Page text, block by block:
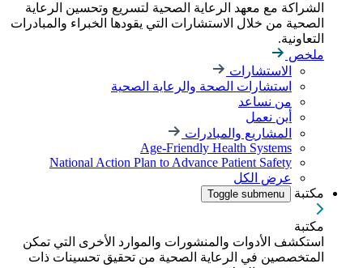
الشراكة مع معهد الرعاية الصحية لتسريع وتحسين الرعاية
الصحية من خلال الاستشارات التي يقودها الخبراء والمبادرات
التعاونية.
ملخص
الاستشارات
استشارات الصحة والرعاية الصحية
من نساعد
أين نعمل
المشاريع والمبادرات
Age-Friendly Health Systems
National Action Plan to Advance Patient Safety
عرض الكل
مكتبة
Toggle submenu
مكتبة
استكشف الأدوات والمنشورات والموارد الأخرى التي تمكن
المتخصصين في الرعاية الصحية من تحقيق تحسينات ذات